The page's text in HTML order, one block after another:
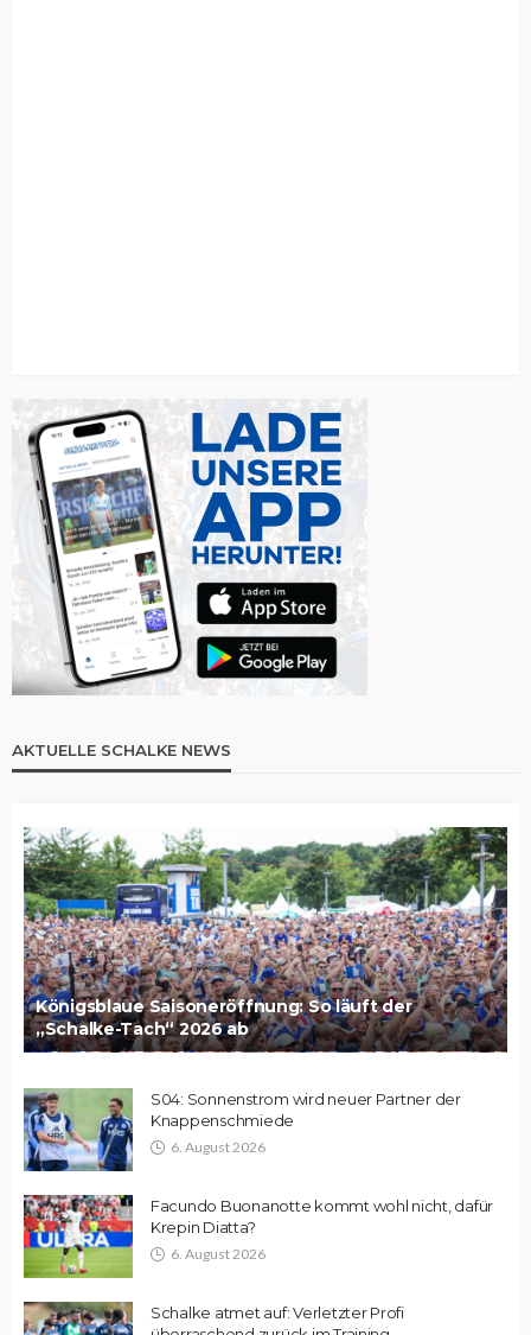
AKTUELLE SCHALKE NEWS
Königsblaue Saisoneröffnung: So läuft der
„Schalke-Tach“ 2026 ab
S04: Sonnenstrom wird neuer Partner der
Knappenschmiede
6. August 2026
Facundo Buonanotte kommt wohl nicht, dafür
Krepin Diatta?
6. August 2026
Schalke atmet auf: Verletzter Profi